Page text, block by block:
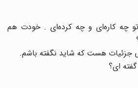
چه کاره‌ای و چه کرده‌ای . خودت هم
جزئیات هست که شاید نگفته باشم.
ای؟